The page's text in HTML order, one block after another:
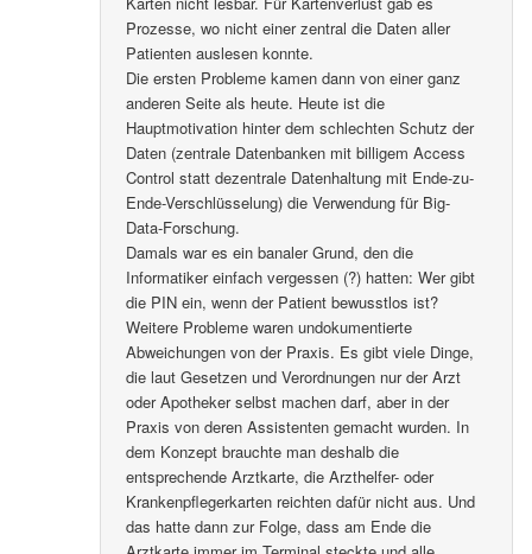
Prozesse, wo nicht einer zentral die Daten aller
Patienten auslesen konnte.
Die ersten Probleme kamen dann von einer ganz
anderen Seite als heute. Heute ist die
Hauptmotivation hinter dem schlechten Schutz der
Daten (zentrale Datenbanken mit billigem Access
Control statt dezentrale Datenhaltung mit Ende-zu-
Ende-Verschlüsselung) die Verwendung für Big-
Data-Forschung.
Damals war es ein banaler Grund, den die
Informatiker einfach vergessen (?) hatten: Wer gibt
die PIN ein, wenn der Patient bewusstlos ist?
Weitere Probleme waren undokumentierte
Abweichungen von der Praxis. Es gibt viele Dinge,
die laut Gesetzen und Verordnungen nur der Arzt
oder Apotheker selbst machen darf, aber in der
Praxis von deren Assistenten gemacht wurden. In
dem Konzept brauchte man deshalb die
entsprechende Arztkarte, die Arzthelfer- oder
Krankenpflegerkarten reichten dafür nicht aus. Und
das hatte dann zur Folge, dass am Ende die